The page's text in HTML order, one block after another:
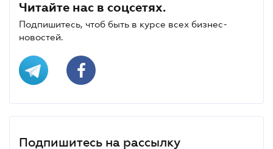
Читайте нас в соцсетях.
Подпишитесь, чтоб быть в курсе всех бизнес-
новостей.
Подпишитесь на рассылку